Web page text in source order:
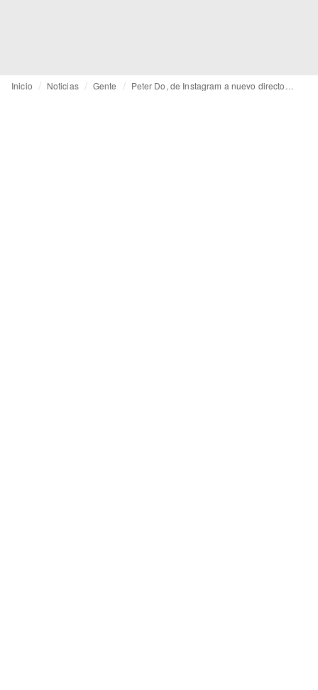
Inicio Noticias Gente